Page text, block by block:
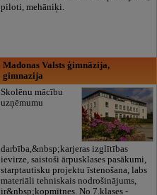
piloti, mehāniķi.
Madonas Valsts ģimnāzija,
gimnazija
Skolēnu mācību
uzņēmumu
darbība,&nbsp;karjeras izglītības
ievirze, saistoši ārpusklases pasākumi,
starptautisku projektu īstenošana, labs
materiāli tehniskais nodrošinājums,
ir&nbsp;kopmītnes. No 7.klases -